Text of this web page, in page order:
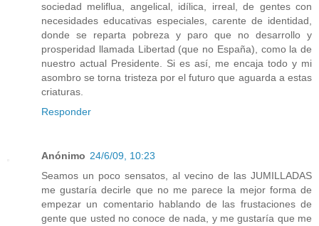
sociedad meliflua, angelical, idílica, irreal, de gentes con
necesidades educativas especiales, carente de identidad,
donde se reparta pobreza y paro que no desarrollo y
prosperidad llamada Libertad (que no España), como la de
nuestro actual Presidente. Si es así, me encaja todo y mi
asombro se torna tristeza por el futuro que aguarda a estas
criaturas.
Responder
Anónimo 24/6/09, 10:23
Seamos un poco sensatos, al vecino de las JUMILLADAS
me gustaría decirle que no me parece la mejor forma de
empezar un comentario hablando de las frustaciones de
gente que usted no conoce de nada, y me gustaría que me